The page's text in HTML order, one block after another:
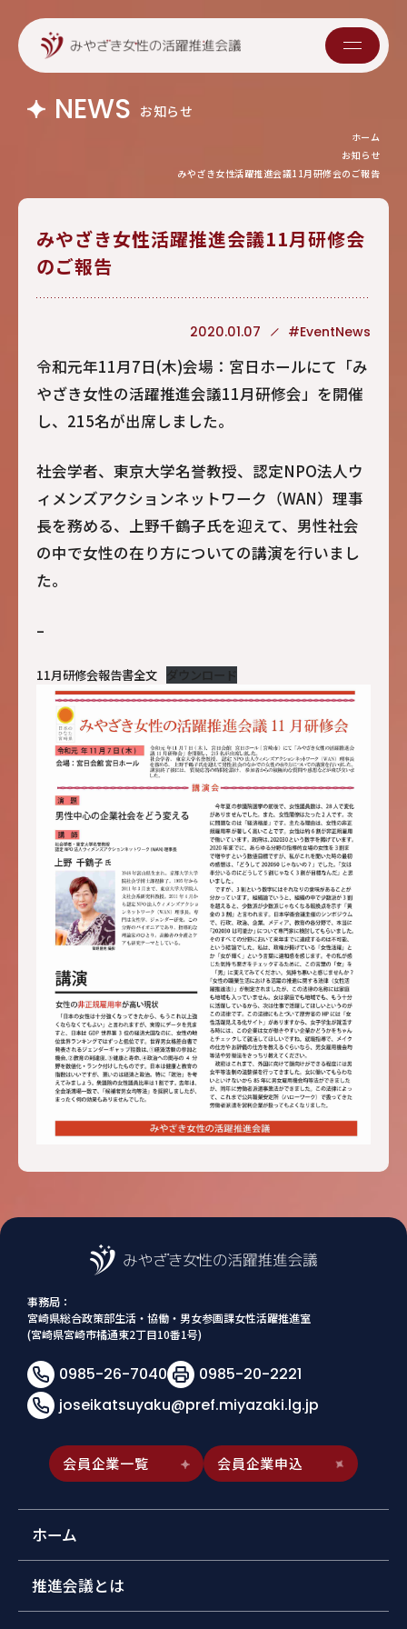
NEWS お知らせ
ホーム
お知らせ
みやざき女性活躍推進会議11月研修会のご報告
みやざき女性活躍推進会議11月研修会
のご報告
2020.01.07 #EventNews
令和元年11月7日(木)会場：宮日ホールにて「み
やざき女性の活躍推進会議11月研修会」を開催
し、215名が出席しました。
社会学者、東京大学名誉教授、認定NPO法人ウ
ィメンズアクションネットワーク（WAN）理事
長を務める、上野千鶴子氏を迎えて、男性社会
の中で女性の在り方についての講演を行いまし
た。
–
11月研修会報告書全文 ダウンロード
事務局：
宮崎県総合政策部生活・協働・男女参画課女性活躍推進室
(宮崎県宮崎市橘通東2丁目10番1号)
0985-26-7040
0985-20-2221
joseikatsuyaku@pref.miyazaki.lg.jp
会員企業一覧 会員企業申込
ホーム
推進会議とは